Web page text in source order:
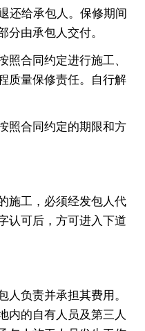
还给承包人。保修期间
分由承包人交付。
照合同约定进行施工、
质量保修责任。自行解
照合同约定的期限和方
施工，必须经发包人代
认可后，方可进入下道
人负责并承担其费用。
内的自有人员及第三人